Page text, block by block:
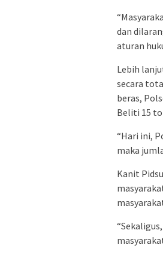
dan
aturan
Lebih
secara
beras,
Beliti 15
“Hari ini,
maka
Kanit